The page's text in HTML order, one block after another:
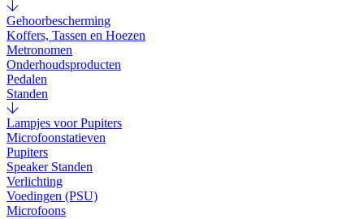
Gehoorbescherming
Koffers, Tassen en Hoezen
Metronomen
Onderhoudsproducten
Pedalen
Standen
Lampjes voor Pupiters
Microfoonstatieven
Pupiters
Speaker Standen
Verlichting
Voedingen (PSU)
Microfoons